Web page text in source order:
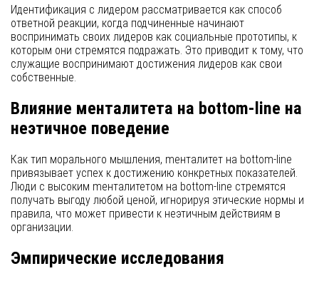
Идентификация с лидером рассматривается как способ
ответной реакции, когда подчиненные начинают
воспринимать своих лидеров как социальные прототипы, к
которым они стремятся подражать. Это приводит к тому, что
служащие воспринимают достижения лидеров как свои
собственные.
Влияние менталитета на bottom-line на
неэтичное поведение
Как тип морального мышления, mенталитет на bottom-line
привязывает успех к достижению конкретных показателей.
Люди с высоким mенталитетом на bottom-line стремятся
получать выгоду любой ценой, игнорируя этические нормы и
правила, что может привести к неэтичным действиям в
организации.
Эмпирические исследования